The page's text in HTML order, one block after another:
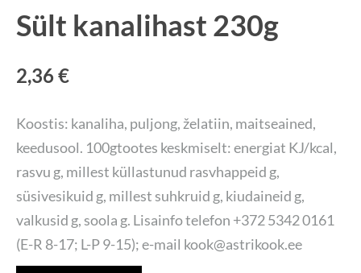
Sült kanalihast 230g
2,36 €
Koostis: kanaliha, puljong, želatiin, maitseained,
keedusool. 100gtootes keskmiselt: energiat KJ/kcal,
rasvu g, millest küllastunud rasvhappeid g,
süsivesikuid g, millest suhkruid g, kiudaineid g,
valkusid g, soola g. Lisainfo telefon +372 5342 0161
(E-R 8-17; L-P 9-15); e-mail kook@astrikook.ee